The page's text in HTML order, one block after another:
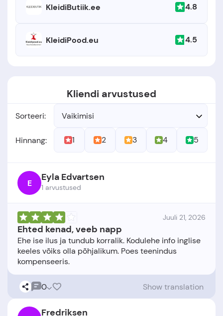
KleidiButiik.ee 4.8
KleidiPood.eu 4.5
Kliendi arvustused
Sorteeri: Vaikimisi
Hinnang: 1 2 3 4 5
E Eyla Edvartsen
1 arvustused
Juuli 21, 2026
Ehted kenad, veeb napp
Ehe ise ilus ja tundub korralik. Kodulehe info inglise
keeles võiks olla põhjalikum. Poes teenindus
0 Show translation
Fredriksen